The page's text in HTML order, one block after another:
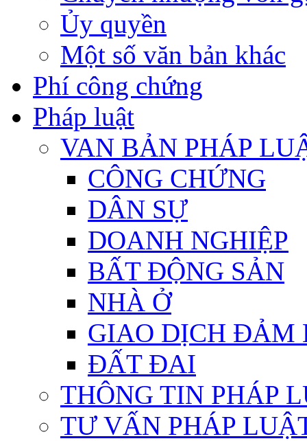
Ủy quyền
Một số văn bản khác
Phí công chứng
Pháp luật
VAN BẢN PHÁP
CÔNG CHỨNG
DÂN SỰ
DOANH NGHIỆP
BẤT ĐỘNG SẢN
NHÀ Ở
GIAO DỊCH ĐẢM
ĐẤT ĐAI
THÔNG TIN PHÁP
TƯ VẤN PHÁP